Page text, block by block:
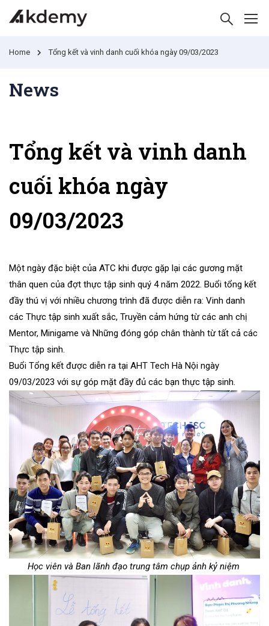
Home Tổng kết và vinh danh cuối khóa ngày 09/03/2023
News
Tổng kết và vinh danh
cuối khóa ngày
09/03/2023
Một ngày đặc biệt của ATC khi được gặp lại các gương mặt
thân quen của đợt thực tập sinh quý 4 năm 2022. Buổi tổng kết
đầy thú vị với nhiều chương trình đã được diễn ra: Vinh danh
các Thực tập sinh xuất sắc, Truyền cảm hứng từ các anh chị
Mentor, Minigame và Những đóng góp chân thành từ tất cả các
Thực tập sinh.
Buổi Tổng kết được diễn ra tại AHT Tech Hà Nội ngày
09/03/2023 với sự góp mặt đầy đủ các bạn thực tập sinh.
Học viên và Ban lãnh đạo trung tâm chụp ảnh kỷ niệm